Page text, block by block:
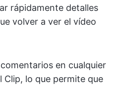
rápidamente detalles
volver a ver el vídeo
en cualquier
lo que permite que